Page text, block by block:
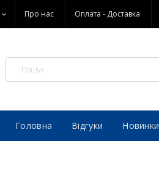
Про нас Оплата - Доставка
Головна Відгуки Новинки